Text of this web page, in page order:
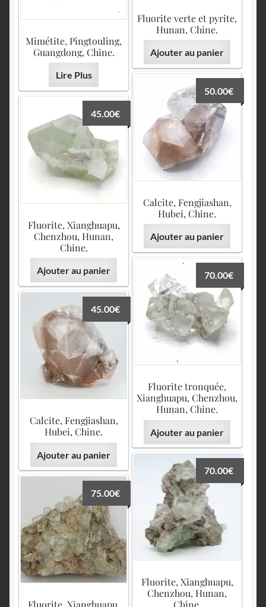
Fluorite verte et pyrite,
Hunan, Chine.
Ajouter au panier
Mimétite, Pingtouling,
Guangdong, Chine.
Lire Plus
Calcite, Fengjiashan,
Hubei, Chine.
50.00€
Ajouter au panier
Fluorite, Xianghuapu,
Chenzhou, Hunan,
Chine.
45.00€
Ajouter au panier
Fluorite tronquée,
Xianghuapu, Chenzhou,
Hunan, Chine.
70.00€
Ajouter au panier
Calcite, Fengjiashan,
Hubei, Chine.
45.00€
Ajouter au panier
Fluorite, Xianghuapu,
Chenzhou, Hunan,
Chine.
70.00€
Fluorite, Xianghuapu,
75.00€